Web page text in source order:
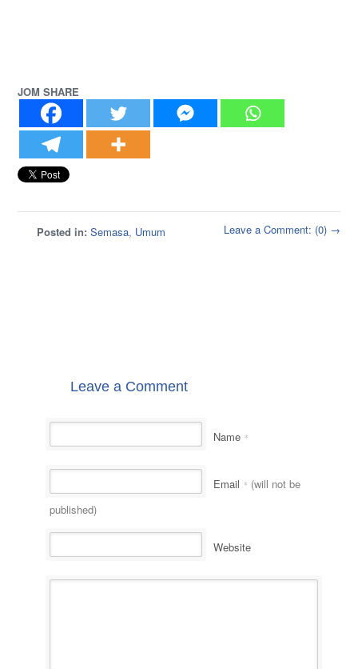
JOM SHARE
Posted in: Semasa, Umum Leave a Comment: (0) →
Leave a Comment
Name *
Email * (will not be
published)
Website